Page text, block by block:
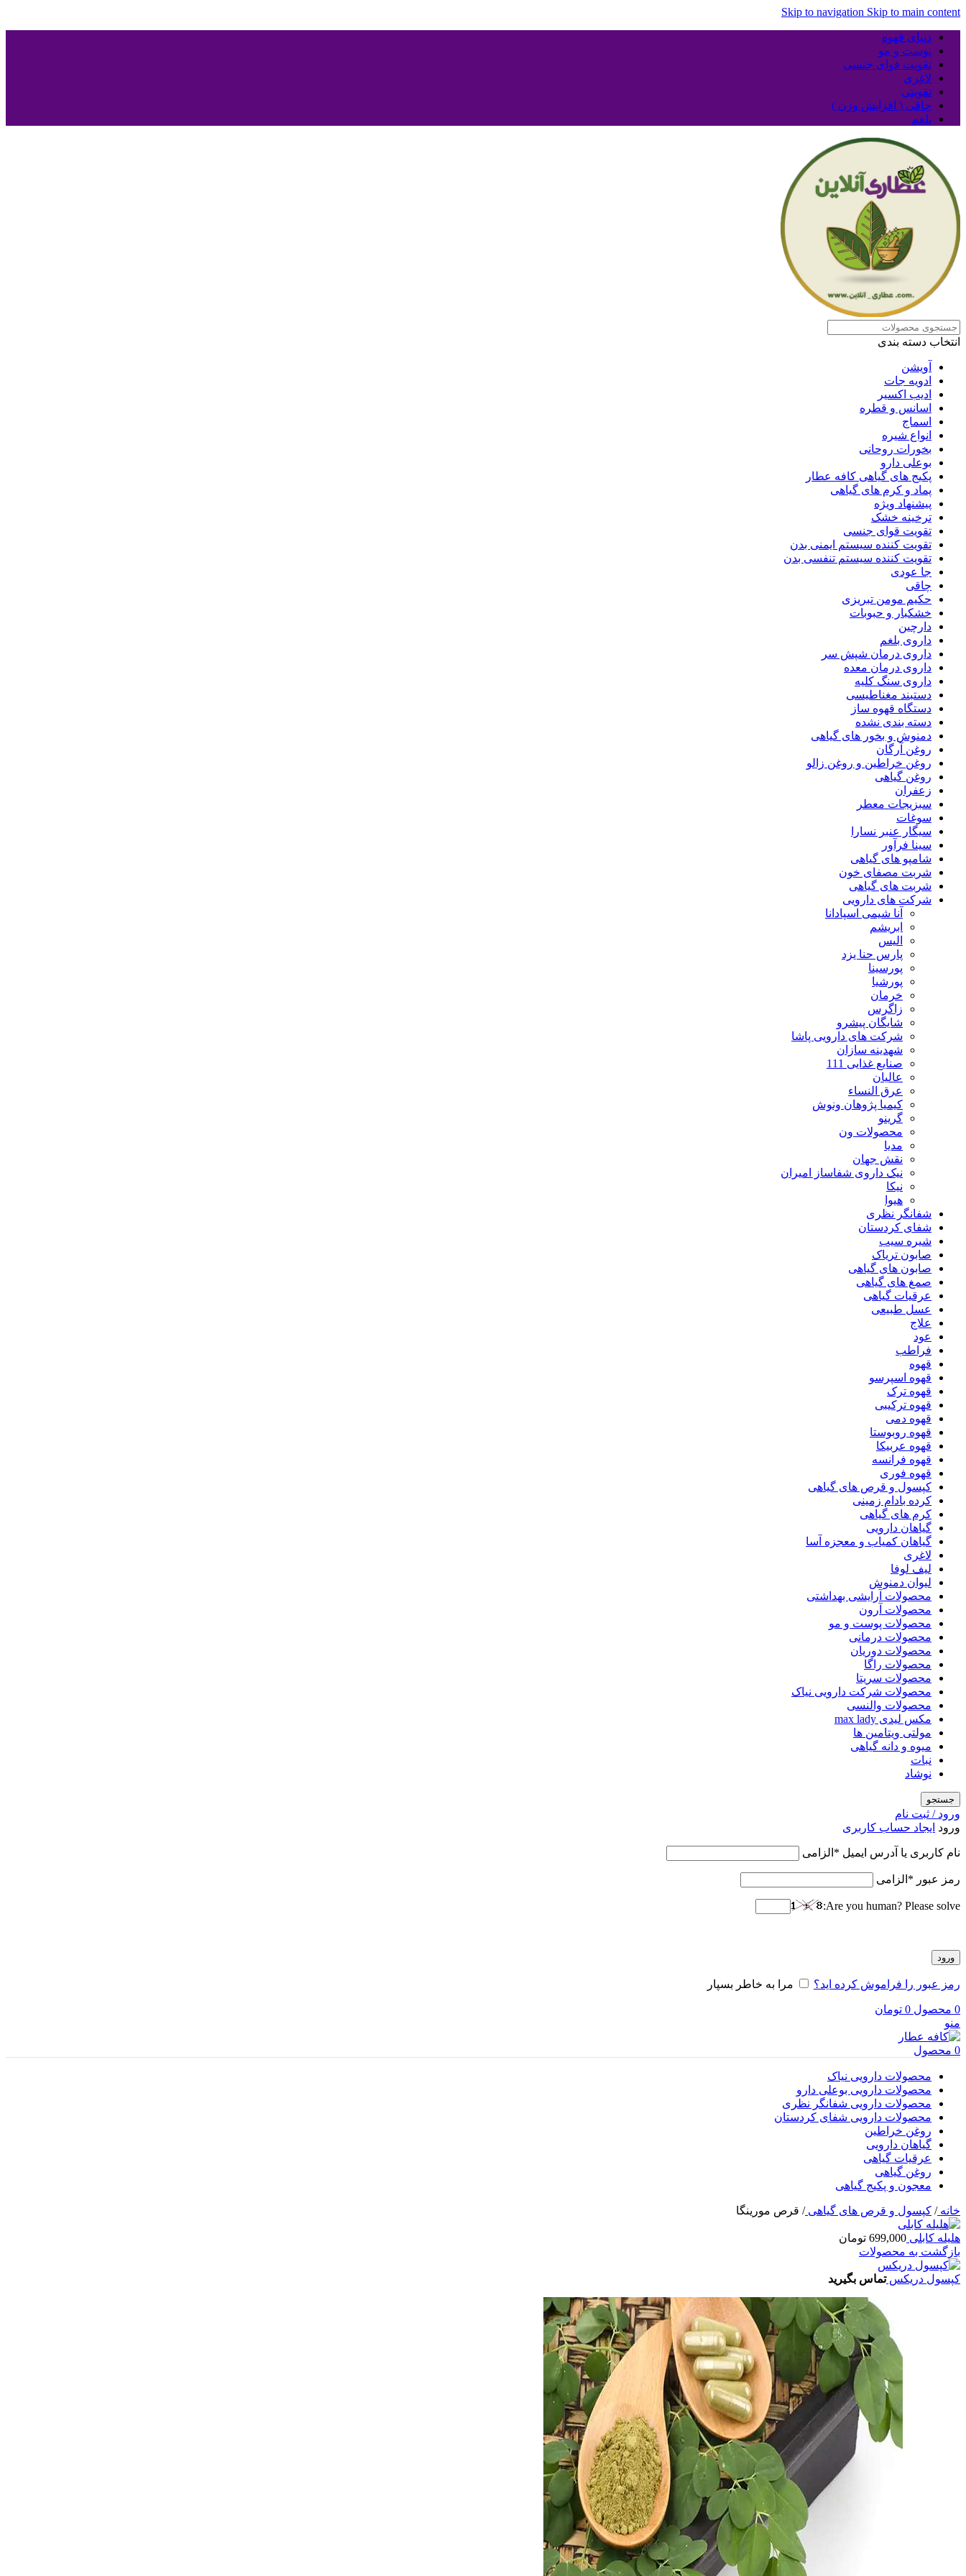
Skip to navigation Skip to main content
دنیای قهوه
پوست و مو
تقویت قوای جنسی
لاغری
تقویتی
چاقی ( افزایش وزن )
بلغم
انتخاب دسته بندی
آویشن
ادویه جات
ادیب اکسیر
اسانس و قطره
اسماج
انواع شیره
بخورات روحانی
بوعلی دارو
پکیج های گیاهی کافه عطار
پماد و کرم های گیاهی
پیشنهاد ویژه
ترخینه خشک
تقویت قوای جنسی
تقویت کننده سیستم ایمنی بدن
تقویت کننده سیستم تنفسی بدن
جا عودی
چاقی
حکیم مومن تبریزی
خشکبار و حبوبات
دارچین
داروی بلغم
داروی درمان شپش سر
داروی درمان معده
داروی سنگ کلیه
دستبند مغناطیسی
دستگاه قهوه ساز
دسته بندی نشده
دمنوش و بخور های گیاهی
روغن آرگان
روغن خراطین و روغن زالو
روغن گیاهی
زعفران
سبزیجات معطر
سوغات
سیگار عنبر نسارا
سینا فرآور
شامپو های گیاهی
شربت مصفای خون
شربت های گیاهی
شرکت های دارویی
آنا شیمی اسپادانا
ابریشم
الیس
پارس حنا یزد
پورسینا
پورشیا
خرمان
زاگرس
شایگان پیشرو
شرکت های دارویی پاشا
شهدینه سازان
صنایع غذایی 111
عالیان
عرق النساء
کیمیا پژوهان ونوش
گرینو
محصولات ون
مدیا
نقش جهان
نیک داروی شفاساز امیران
نیکا
هیوا
شفانگر نظری
شفای کردستان
شیره سیب
صابون تریاک
صابون های گیاهی
صمغ های گیاهی
عرقیات گیاهی
عسل طبیعی
علاج
عود
فراطب
قهوه
قهوه اسپرسو
قهوه ترک
قهوه ترکیبی
قهوه دمی
قهوه روبوستا
قهوه عربیکا
قهوه فرانسه
قهوه فوری
کپسول و قرص های گیاهی
کرده بادام زمینی
کرم های گیاهی
گیاهان دارویی
گیاهان کمیاب و معجزه آسا
لاغری
لیف لوفا
لیوان دمنوش
محصولات آرایشی بهداشتی
محصولات آرون
محصولات پوست و مو
محصولات درمانی
محصولات دوریان
محصولات راگا
محصولات سریتا
محصولات شرکت دارویی نیاک
محصولات والنسی
مکس لیدی max lady
مولتی ویتامین ها
میوه و دانه گیاهی
نبات
نوشاد
جستجو
ورود / ثبت نام
ورود ایجاد حساب کاربری
نام کاربری یا آدرس ایمیل * الزامی
رمز عبور * الزامی
Are you human? Please solve:
ورود
رمز عبور را فراموش کرده اید؟ مرا به خاطر بسپار
0 محصول 0 تومان
منو
0 محصول
محصولات دارویی نیاک
محصولات دارویی بوعلی دارو
محصولات دارویی شفانگر نظری
محصولات دارویی شفای کردستان
روغن خراطین
گیاهان دارویی
عرقیات گیاهی
روغن گیاهی
معجون و پکیج گیاهی
خانه/ کپسول و قرص های گیاهی/ قرص مورینگا
هلیله کابلی 699,000 تومان
بازگشت به محصولات
کپسول دریکستماس بگیرید